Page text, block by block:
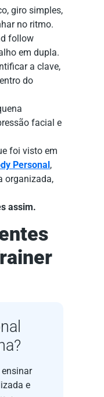
giro simples,
no ritmo.
follow
em dupla.
a clave,
do
facial e
foi visto em
Personal,
organizada,
assim.
e